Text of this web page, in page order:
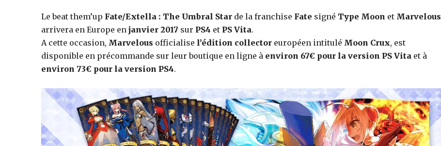
jeux
films,
série
Le beat them’up Fate/Extella : The Umbral Star de la franchise Fate signé Type Moon et Marvelous
arrivera en Europe en janvier 2017 sur PS4 et PS Vita.
A cette occasion, Marvelous officialise l’édition collector européen intitulé Moon Crux, est
disponible en précommande sur leur boutique en ligne à environ 67€ pour la version PS Vita et à
environ 73€ pour la version PS4.